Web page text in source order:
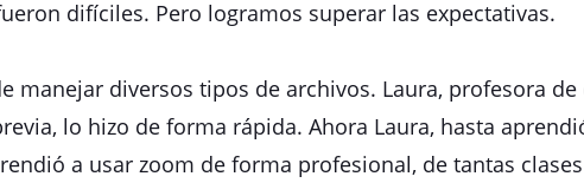
difíciles. Pero logramos superar las expectativas.
manejar diversos tipos de archivos. Laura, profesora
lo hizo de forma rápida. Ahora Laura, hasta
a usar zoom de forma profesional, de tantas